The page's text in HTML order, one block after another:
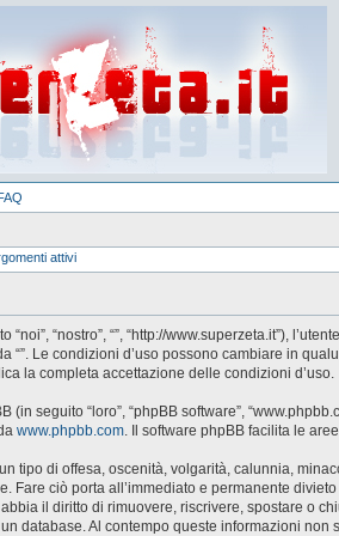
attivi
“noi”, “nostro”, “”, “http://www.superzeta.it”),
“”. Le condizioni d’uso possono cambiare in
la completa accettazione delle condizioni d’uso.
(in seguito “loro”, “phpBB software”,
www.phpbb.com. Il software phpBB facilita le
tipo di offesa, oscenità, volgarità, calunnia,
Fare ciò porta all’immediato e permanente
abbia il diritto di rimuovere, riscrivere, spostare o
database. Al contempo queste informazioni